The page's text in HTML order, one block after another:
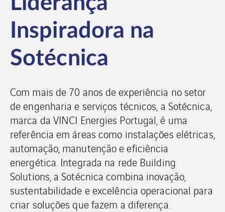
Inspiradora na
Sotécnica
Com mais de 70 anos de experiência no setor
de engenharia e serviços técnicos, a Sotécnica,
marca da VINCI Energies Portugal, é uma
referência em áreas como instalações elétricas,
automação, manutenção e eficiência
energética. Integrada na rede Building
Solutions, a Sotécnica combina inovação,
sustentabilidade e excelência operacional para
criar soluções que fazem a diferença.